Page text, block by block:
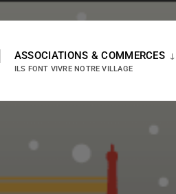
ASSOCIATIONS & COMMERCES
ILS FONT VIVRE NOTRE VILLAGE